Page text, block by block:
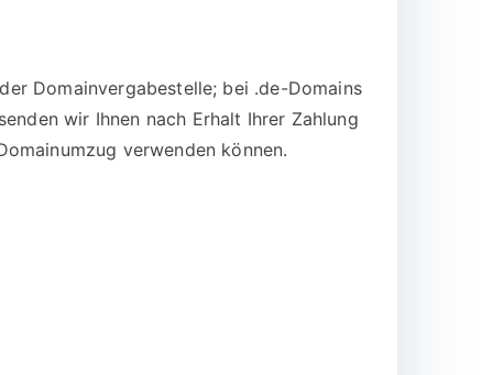
Domainvergabestelle; bei .de-Domains
wir Ihnen nach Erhalt Ihrer Zahlung
verwenden können.